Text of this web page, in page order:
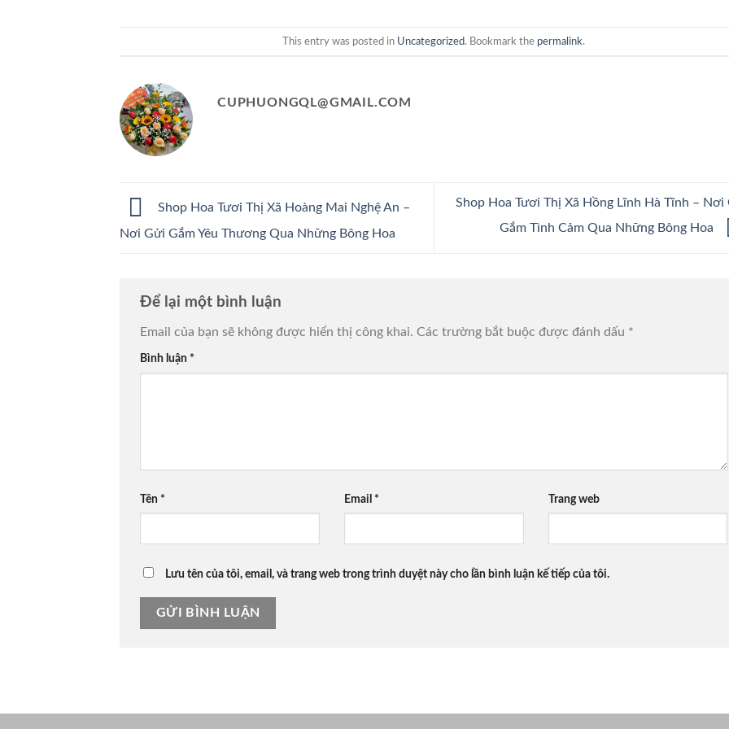
This entry was posted in Uncategorized. Bookmark the permalink.
CUPHUONGQL@GMAIL.COM
Shop Hoa Tươi Thị Xã Hoàng Mai Nghệ An –
Nơi Gửi Gắm Yêu Thương Qua Những Bông Hoa
Shop Hoa Tươi Thị Xã Hồng Lĩnh Hà Tĩnh – Nơi
Gắm Tình Cảm Qua Những Bông Hoa
Để lại một bình luận
Email của bạn sẽ không được hiển thị công khai. Các trường bắt buộc được đánh dấu *
Bình luận *
Tên * Email * Trang web
Lưu tên của tôi, email, và trang web trong trình duyệt này cho lần bình luận kế tiếp của tôi.